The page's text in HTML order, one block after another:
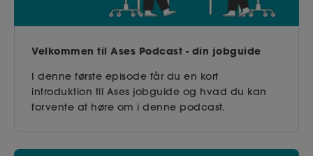
Velkommen til Ases Podcast - din jobguide
I denne første episode får du en kort
introduktion til Ases jobguide og hvad du kan
forvente at høre om i denne podcast.